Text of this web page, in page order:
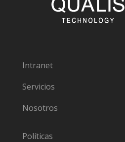
Intranet
Servicios
Nosotros
Políticas